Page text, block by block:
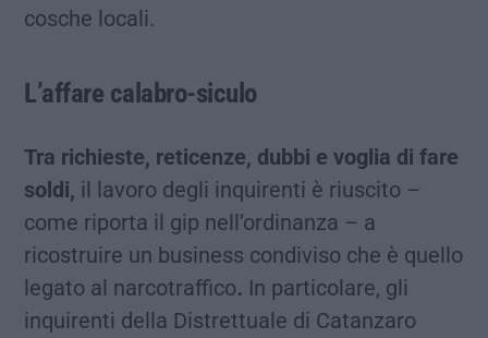
cosche locali.
L’affare calabro-siculo
Tra richieste, reticenze, dubbi e voglia di fare
soldi, il lavoro degli inquirenti è riuscito –
come riporta il gip nell’ordinanza – a
ricostruire un business condiviso che è quello
legato al narcotraffico. In particolare, gli
inquirenti della Distrettuale di Catanzaro